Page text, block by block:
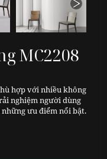
MC2208
hợp với nhiều không
nghiệm người dùng
những ưu điểm nổi bật.